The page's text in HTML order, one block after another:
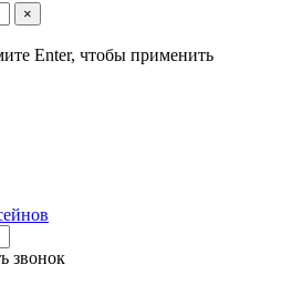
×
Enter, чтобы применить
звонок